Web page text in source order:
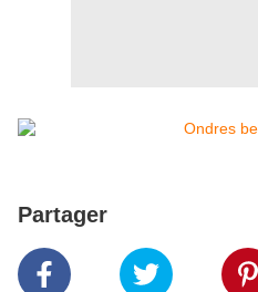
Partager